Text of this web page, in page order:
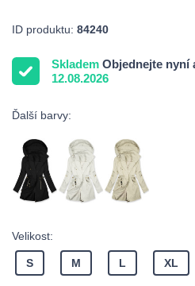
ID produktu: 84240
Skladem Objednejte nyní
12.08.2026
Ďalší barvy:
Velikost:
S M L XL